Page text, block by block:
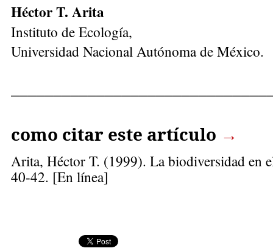
Héctor T. Arita
Instituto de Ecología,
Universidad Nacional Autónoma de México.
como citar este artículo →
Arita, Héctor T. (1999). La biodiversidad en
40-42. [En línea]